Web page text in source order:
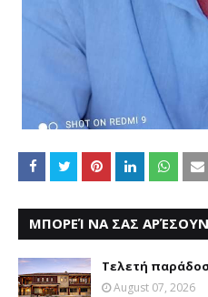
ΜΠΟΡΕΊ ΝΑ ΣΑΣ
Τελετή
August 07, 2026